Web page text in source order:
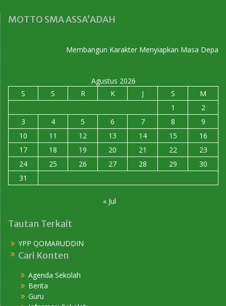
MOTTO SMA ASSA’ADAH
Membangun Karakter Menyiapkan Masa Depan
Agustus 2026
S
S R K J S
M
1
2
3
4 5 6 7 8
9
10
11 12 13 14 15
16
17
18 19 20 21 22
23
24
25 26 27 28 29
30
31
« Jul
Tautan Terkait
YPP QOMARUDDIN
Cari Konten
Agenda Sekolah
Berita
Guru